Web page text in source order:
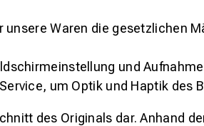
unsere Waren die gesetzlichen
und
um Optik und Haptik des
des Originals dar. Anhand